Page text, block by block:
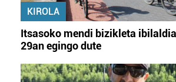
KIROLA
Itsasoko mendi bizikleta
29an egingo dute